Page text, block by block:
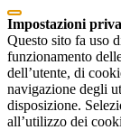
Impostazioni
Questo sito fa uso
funzionamento
dell’utente, di
navigazione degli
disposizione.
all’utilizzo dei